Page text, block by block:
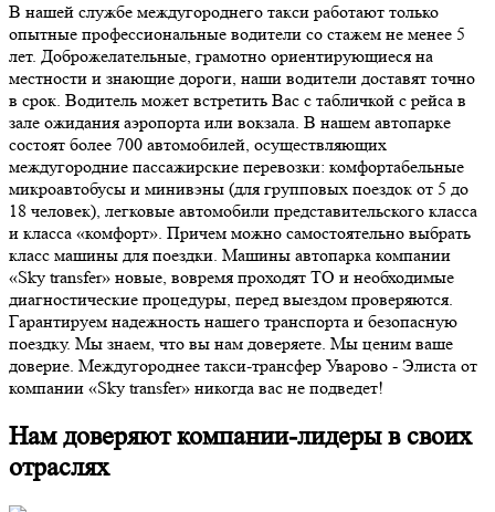
В нашей службе междугороднего такси работают только
опытные профессиональные водители со стажем не менее 5
лет. Доброжелательные, грамотно ориентирующиеся на
местности и знающие дороги, наши водители доставят точно
в срок. Водитель может встретить Вас с табличкой с рейса в
зале ожидания аэропорта или вокзала. В нашем автопарке
состоят более 700 автомобилей, осуществляющих
междугородние пассажирские перевозки: комфортабельные
микроавтобусы и минивэны (для групповых поездок от 5 до
18 человек), легковые автомобили представительского класса
и класса «комфорт». Причем можно самостоятельно выбрать
класс машины для поездки. Машины автопарка компании
«Sky transfer» новые, вовремя проходят ТО и необходимые
диагностические процедуры, перед выездом проверяются.
Гарантируем надежность нашего транспорта и безопасную
поездку. Мы знаем, что вы нам доверяете. Мы ценим ваше
доверие. Междугороднее такси-трансфер Уварово - Элиста от
компании «Sky transfer» никогда вас не подведет!
Нам доверяют компании-лидеры в своих
отраслях